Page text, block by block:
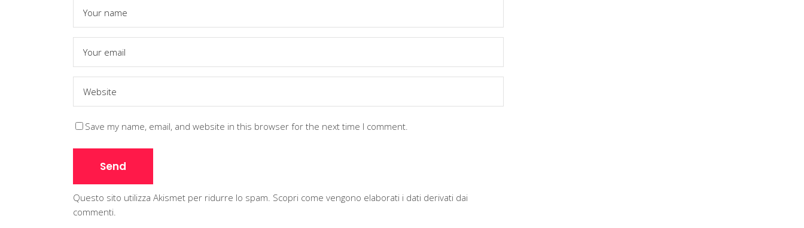
Save my name, email, and website in this browser for the next time I comment.
Questo sito utilizza Akismet per ridurre lo spam. Scopri come vengono elaborati i dati derivati dai
commenti.